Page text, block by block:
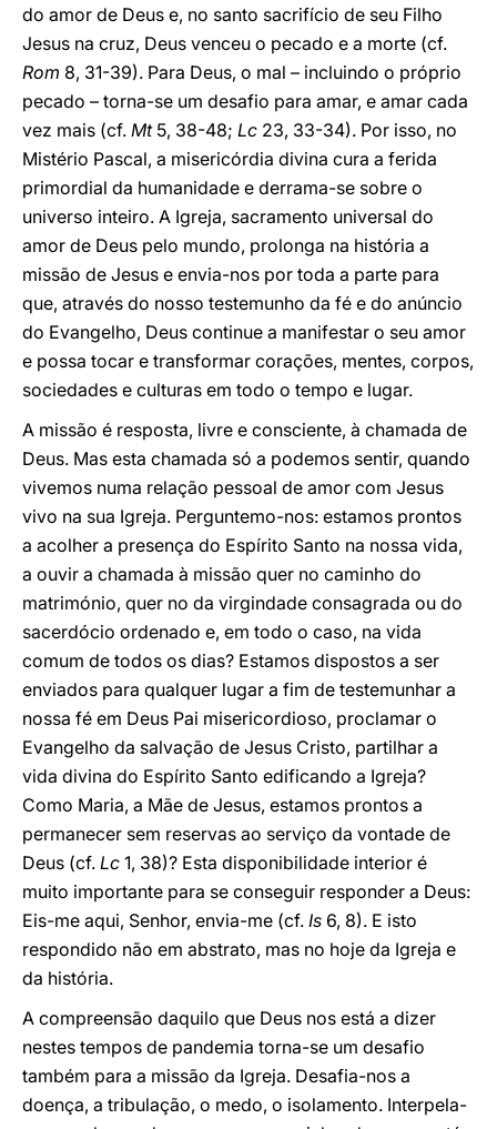
do amor de Deus e, no santo sacrifício de seu Filho
Jesus na cruz, Deus venceu o pecado e a morte (cf.
Rom 8, 31-39). Para Deus, o mal – incluindo o próprio
pecado – torna-se um desafio para amar, e amar cada
vez mais (cf. Mt5, 38-48; Lc 23, 33-34). Por isso, no
Mistério Pascal, a misericórdia divina cura a ferida
primordial da humanidade e derrama-se sobre o
universo inteiro. A Igreja, sacramento universal do
amor de Deus pelo mundo, prolonga na história a
missão de Jesus e envia-nos por toda a parte para
que, através do nosso testemunho da fé e do anúncio
do Evangelho, Deus continue a manifestar o seu amor
e possa tocar e transformar corações, mentes, corpos,
sociedades e culturas em todo o tempo e lugar.
A missão é resposta, livre e consciente, à chamada de
Deus. Mas esta chamada só a podemos sentir, quando
vivemos numa relação pessoal de amor com Jesus
vivo na sua Igreja. Perguntemo-nos: estamos prontos
a acolher a presença do Espírito Santo na nossa vida,
a ouvir a chamada à missão quer no caminho do
matrimónio, quer no da virgindade consagrada ou do
sacerdócio ordenado e, em todo o caso, na vida
comum de todos os dias? Estamos dispostos a ser
enviados para qualquer lugar a fim de testemunhar a
nossa fé em Deus Pai misericordioso, proclamar o
Evangelho da salvação de Jesus Cristo, partilhar a
vida divina do Espírito Santo edificando a Igreja?
Como Maria, a Mãe de Jesus, estamos prontos a
permanecer sem reservas ao serviço da vontade de
Deus (cf. Lc 1, 38)? Esta disponibilidade interior é
muito importante para se conseguir responder a Deus:
Eis-me aqui, Senhor, envia-me (cf. Is 6, 8). E isto
respondido não em abstrato, mas no hoje da Igreja e
da história.
A compreensão daquilo que Deus nos está a dizer
nestes tempos de pandemia torna-se um desafio
também para a missão da Igreja. Desafia-nos a
doença, a tribulação, o medo, o isolamento. Interpela-